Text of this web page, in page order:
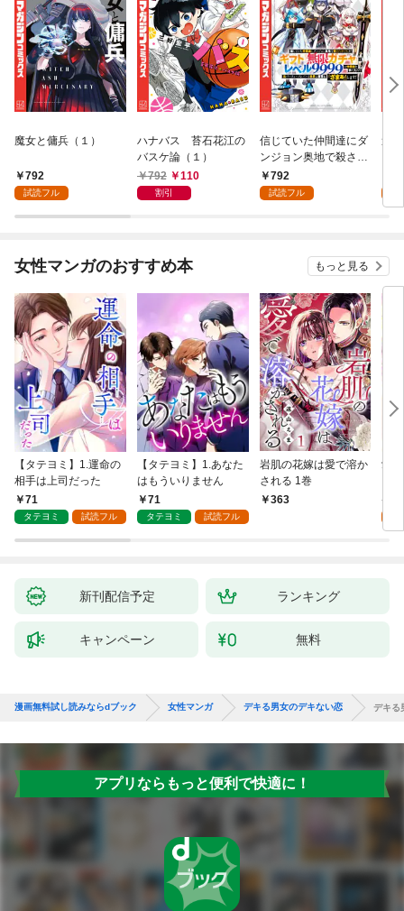
魔女と傭兵（１）
792
試読フル
ハナバス 苔石花江の
バスケ論（１）
792
110
割引
信じていた仲間達にダ
ンジョン奥地で殺され
かけたがギフト『無限
ガチャ』でレベル９９
『ざまぁ！』します！
792
試読フル
追
強
～
（
女性マンガのおすすめ本 もっと見る
【タテヨミ】1.運命の
相手は上司だった
71
タテヨミ 試読フル
【タテヨミ】1.あなた
はもういりません
71
タテヨミ 試読フル
岩肌の花嫁は愛で溶か
される 1巻
363
愛
新刊配信予定 ランキング
キャンペーン 無料
漫画無料試し読みならdブック 女性マンガ デキる男女のデキない恋 デキる
アプリならもっと便利で快適に！